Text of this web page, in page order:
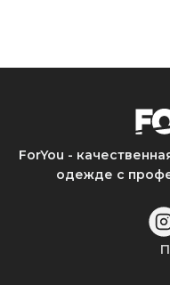
ForYou -
одежде с